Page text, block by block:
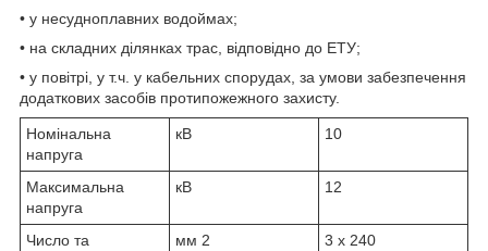
• у несудноплавних водоймах;
• на складних ділянках трас, відповідно до ЕТУ;
• у повітрі, у т.ч. у кабельних спорудах, за умови забезпечення
додаткових засобів протипожежного захисту.
Номінальна
напруга
кВ 10
Максимальна
напруга
кВ 12
Число та
мм 2 3 x 240